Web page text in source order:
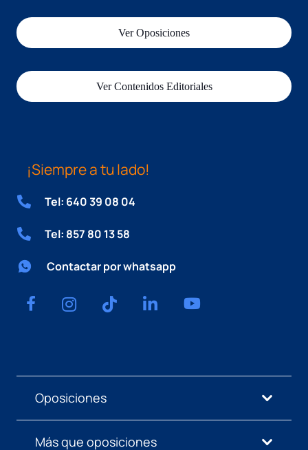
Ver Oposiciones
Ver Contenidos Editoriales
¡Siempre a tu lado!
Tel: 640 39 08 04
Tel: 857 80 13 58
Contactar por whatsapp
Oposiciones
Más que oposiciones